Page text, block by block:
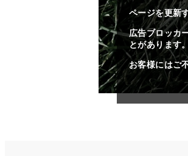
ページを更新
広告ブロッカ
とがあります。
お客様にはご